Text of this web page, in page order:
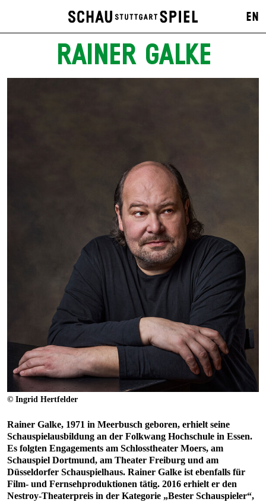
EN
RAINER GALKE
© Ingrid Hertfelder
Rainer Galke, 1971 in Meerbusch geboren, erhielt seine
Schauspielausbildung an der Folkwang Hochschule in Essen.
Es folgten Engagements am Schlosstheater Moers, am
Schauspiel Dortmund, am Theater Freiburg und am
Düsseldorfer Schauspielhaus. Rainer Galke ist ebenfalls für
Film- und Fernsehproduktionen tätig. 2016 erhielt er den
Nestroy-Theaterpreis in der Kategorie „Bester Schauspieler“,